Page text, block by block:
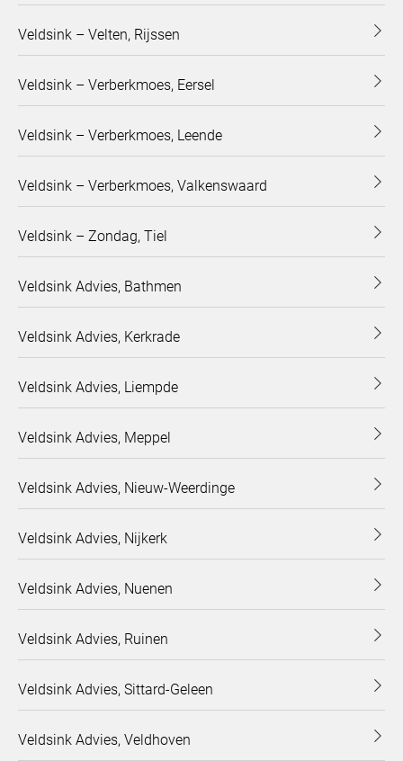
Veldsink – Velten, Rijssen
Veldsink – Verberkmoes, Eersel
Veldsink – Verberkmoes, Leende
Veldsink – Verberkmoes, Valkenswaard
Veldsink – Zondag, Tiel
Veldsink Advies, Bathmen
Veldsink Advies, Kerkrade
Veldsink Advies, Liempde
Veldsink Advies, Meppel
Veldsink Advies, Nieuw-Weerdinge
Veldsink Advies, Nijkerk
Veldsink Advies, Nuenen
Veldsink Advies, Ruinen
Veldsink Advies, Sittard-Geleen
Veldsink Advies, Veldhoven